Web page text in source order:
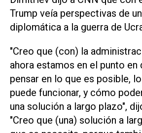
Trump veía perspectivas de
diplomática a la guerra de
"Creo que (con) la
ahora estamos en el punto
pensar en lo que es posible,
puede funcionar, y cómo
una solución a largo plazo",
"Creo que (una) solución a